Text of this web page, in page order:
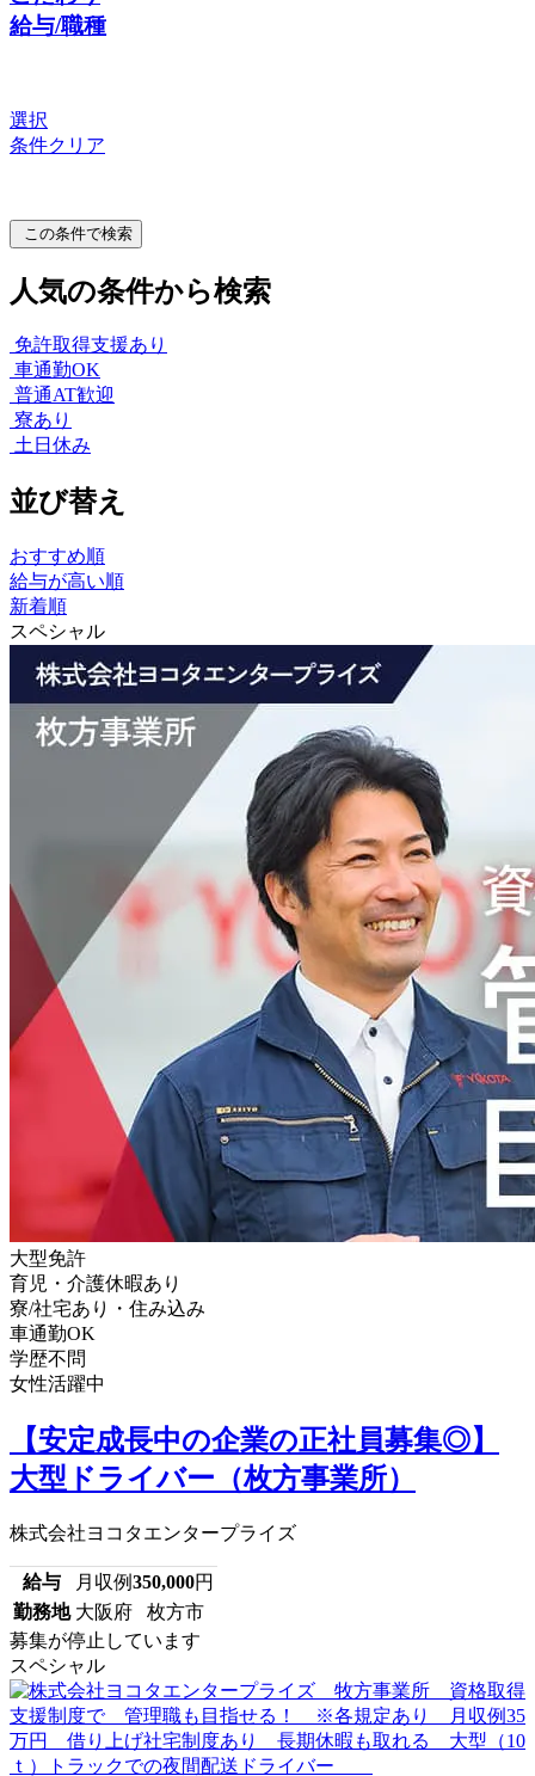
給与/職種
選択
条件クリア
この条件で検索
人気の条件から検索
免許取得支援あり
車通勤OK
普通AT歓迎
寮あり
土日休み
並び替え
おすすめ順
給与が高い順
新着順
スペシャル
大型免許
育児・介護休暇あり
寮/社宅あり・住み込み
車通勤OK
学歴不問
女性活躍中
【安定成長中の企業の正社員募集◎】
大型ドライバー（枚方事業所）
株式会社ヨコタエンタープライズ
給与 月収例350,000円
勤務地 大阪府 枚方市
募集が停止しています
スペシャル